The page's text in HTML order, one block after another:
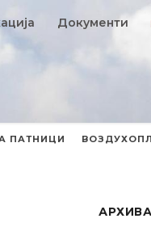
Документи
ПАТНИЦИ
АРХИВА